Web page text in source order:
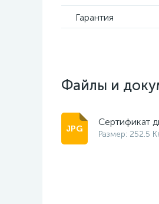
Гарантия
Файлы и
Сертификат
Размер: 252.5